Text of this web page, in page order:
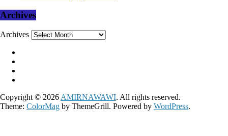
Archives
Archives
Copyright © 2026 AMIRNAWAWI. All rights reserved.
Theme: ColorMag by ThemeGrill. Powered by WordPress.